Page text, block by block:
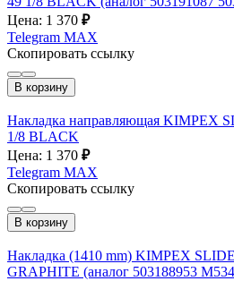
Цена: 1 370 ₽
Telegram MAX
Скопировать ссылку
В корзину
Накладка направляющая KIMPEX
1/8 BLACK
Цена: 1 370 ₽
Telegram MAX
Скопировать ссылку
В корзину
Накладка (1410 mm) KIMPEX
GRAPHITE (аналог 503188953